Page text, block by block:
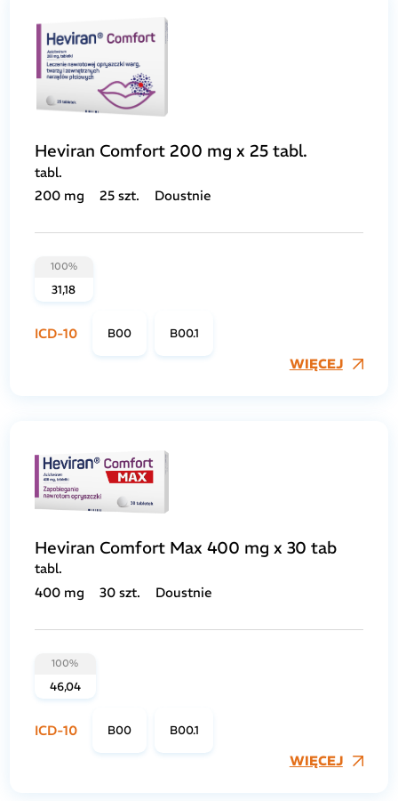
Heviran Comfort 200 mg x 25 tabl.
tabl.
200 mg
25 szt. Doustnie
100%
31,18
ICD-10 B00 B00.1
WIĘCEJ
Heviran Comfort Max 400 mg x 30 tab
tabl.
400 mg
30 szt. Doustnie
100%
46,04
ICD-10 B00 B00.1
WIĘCEJ